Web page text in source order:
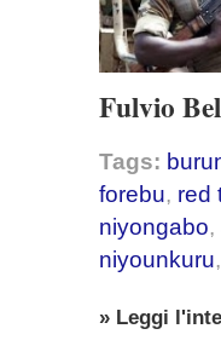
Fulvio
Tags:
forebu, red
niyongabo,
niyounkuru,
» Leggi